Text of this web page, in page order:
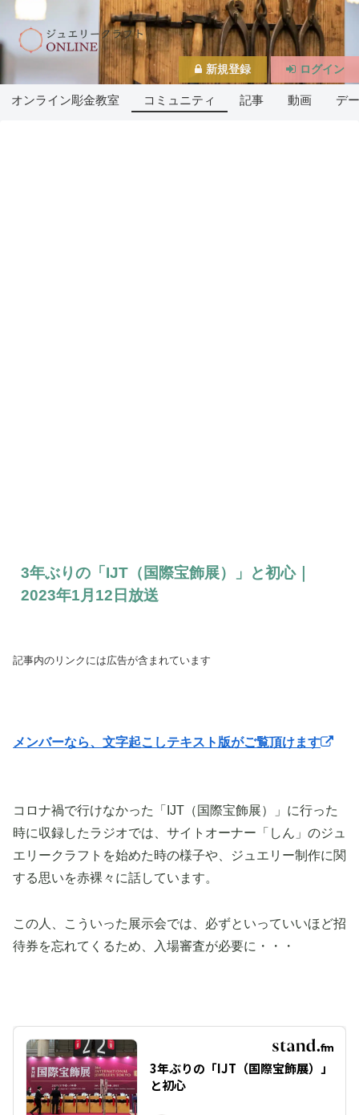
オンライン彫金教室 コミュニティ 記事 動画 デ
3年ぶりの「IJT（国際宝飾展）」と初心｜
2023年1月12日放送
記事内のリンクには広告が含まれています
メンバーなら、文字起こしテキスト版がご覧頂けます
コロナ禍で行けなかった「IJT（国際宝飾展）」に行った
時に収録したラジオでは、サイトオーナー「しん」のジュ
エリークラフトを始めた時の様子や、ジュエリー制作に関
する思いを赤裸々に話しています。
この人、こういった展示会では、必ずといっていいほど招
待券を忘れてくるため、入場審査が必要に・・・
新規登録 ログイン